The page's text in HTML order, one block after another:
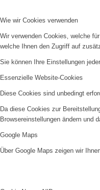
Wie wir Cookies verwenden
Wir verwenden Cookies, welche
welche Ihnen den Zugriff auf
Sie können Ihre Einstellungen
Essenzielle Website-Cookies
Diese Cookies sind unbedingt
Da diese Cookies zur
Browsereinstellungen ändern und
Google Maps
Über Google Maps zeigen wir